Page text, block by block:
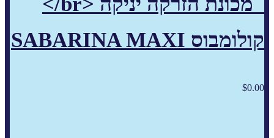
קולומבוס SABARINA MAXI
$0.00